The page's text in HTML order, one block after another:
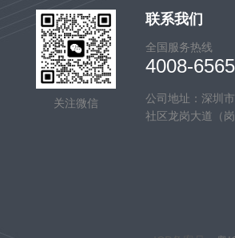
关注微信
联系我们
全国服务热线
4008-
公司地址：深圳
社区龙岗大道（